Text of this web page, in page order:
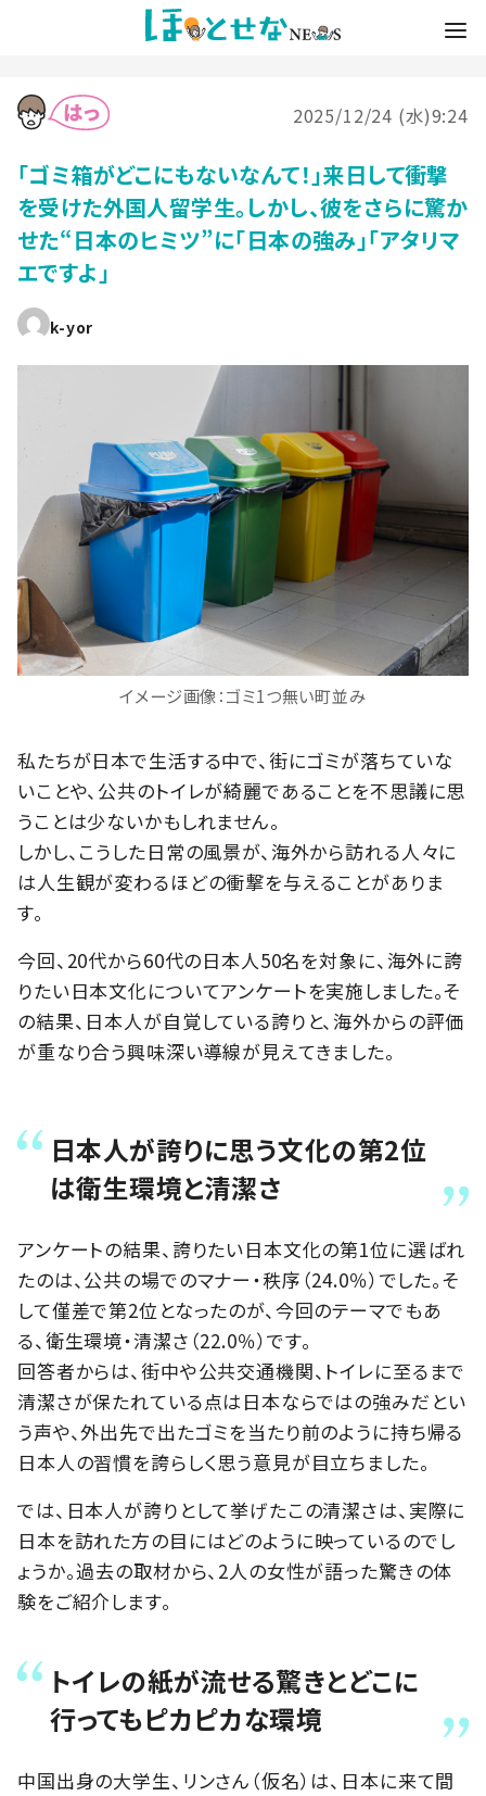
2025/12/24 (水)9:24
「ゴミ箱がどこにもないなんて！」来日して衝撃
を受けた外国人留学生。しかし、彼をさらに驚か
せた“日本のヒミツ”に「日本の強み」「アタリマ
エですよ」
k-yor
イメージ画像：ゴミ1つ無い町並み
私たちが日本で生活する中で、街にゴミが落ちていな
いことや、公共のトイレが綺麗であることを不思議に思
うことは少ないかもしれません。
しかし、こうした日常の風景が、海外から訪れる人々に
は人生観が変わるほどの衝撃を与えることがありま
す。
今回、20代から60代の日本人50名を対象に、海外に誇
りたい日本文化についてアンケートを実施しました。そ
の結果、日本人が自覚している誇りと、海外からの評価
が重なり合う興味深い導線が見えてきました。
日本人が誇りに思う文化の第2位
は衛生環境と清潔さ
アンケートの結果、誇りたい日本文化の第1位に選ばれ
たのは、公共の場でのマナー・秩序（24.0％）でした。そ
して僅差で第2位となったのが、今回のテーマでもあ
る、衛生環境・清潔さ（22.0％）です。
回答者からは、街中や公共交通機関、トイレに至るまで
清潔さが保たれている点は日本ならではの強みだとい
う声や、外出先で出たゴミを当たり前のように持ち帰る
日本人の習慣を誇らしく思う意見が目立ちました。
では、日本人が誇りとして挙げたこの清潔さは、実際に
日本を訪れた方の目にはどのように映っているのでし
ょうか。過去の取材から、2人の女性が語った驚きの体
験をご紹介します。
トイレの紙が流せる驚きとどこに
行ってもピカピカな環境
中国出身の大学生、リンさん（仮名）は、日本に来て間